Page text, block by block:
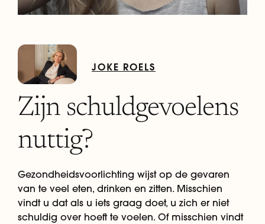
JOKE ROELS
Zijn schuldgevoelens
nuttig?
Gezondheidsvoorlichting wijst op de gevaren
van te veel eten, drinken en zitten. Misschien
vindt u dat als u iets graag doet, u zich er niet
schuldig over hoeft te voelen. Of misschien vindt